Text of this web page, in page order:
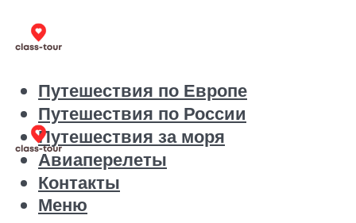
Путешествия по Европе
Путешествия по России
Путешествия за моря
Авиаперелеты
Контакты
Меню